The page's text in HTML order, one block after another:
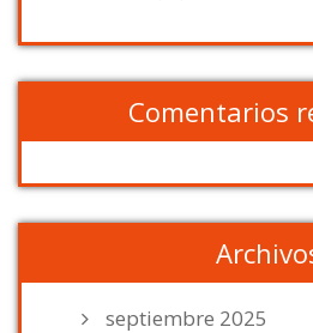
Comentarios
septiembre 2025